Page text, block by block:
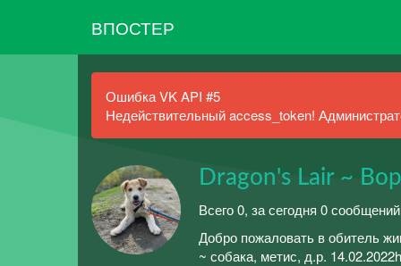
ВПОСТЕР
Ошибка VK API #5
Недействительный access_token!
Dragon's Lair ~
Всего 0, за сегодня 0
Добро пожаловать в обитель
~ собака, метис, д.р.